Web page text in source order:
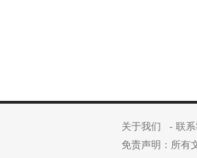
关于我们 - 联系
免责声明：所有